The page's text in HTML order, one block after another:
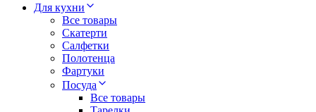
Для кухни
Все товары
Скатерти
Салфетки
Полотенца
Фартуки
Посуда
Все товары